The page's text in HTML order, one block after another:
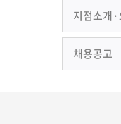
지점소개
채용공고